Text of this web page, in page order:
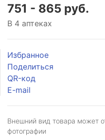
751 - 865 руб.
В 4 аптеках
Избранное
Поделиться
QR-код
E-mail
Внешний вид товара может
фотографии